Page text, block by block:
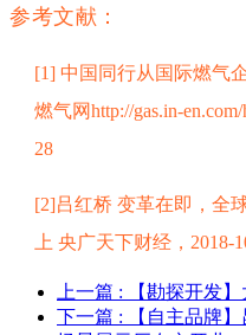
参考文献：
[1] 中国同行从国际燃气
燃气网http://gas.in-
28
[2]吕红桥 变革在即，全
上 央广天下财经，2018-
上一篇 : 【勘探开发】
下一篇 : 【自主品牌